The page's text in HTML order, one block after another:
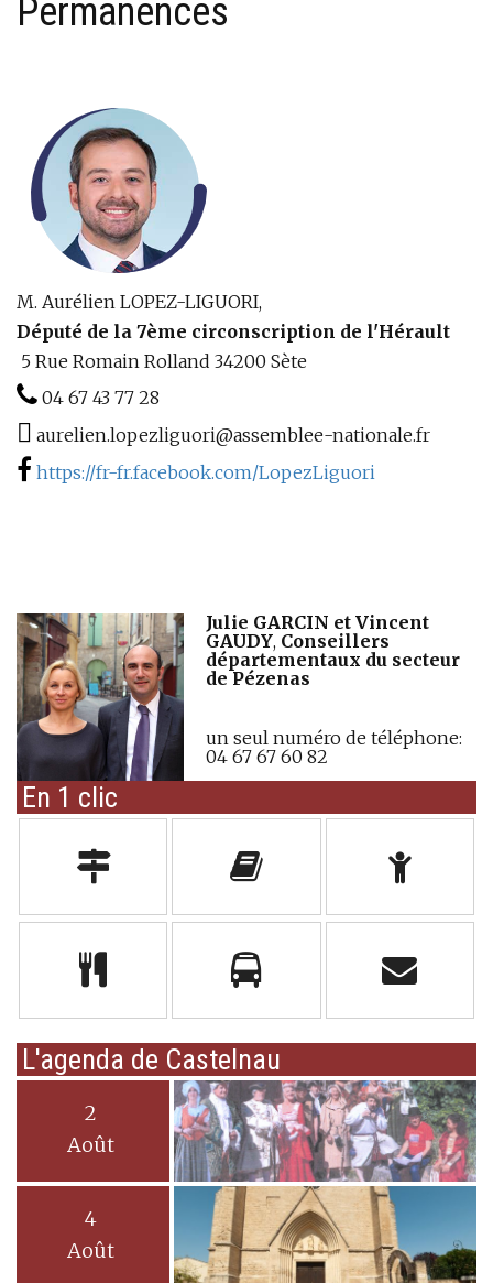
Permanences
M. Aurélien LOPEZ-LIGUORI,
Député de la 7ème circonscription de l'Hérault
5 Rue Romain Rolland 34200 Sète
04 67 43 77 28
aurelien.lopezliguori@assemblee-nationale.fr
https://fr-fr.facebook.com/LopezLiguori
Julie GARCIN et Vincent
GAUDY, Conseillers
départementaux du secteur
de Pézenas
un seul numéro de téléphone:
04 67 67 60 82
En 1 clic
L'agenda de Castelnau
2
Août
4
Août